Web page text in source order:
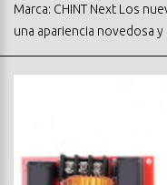
Marca: CHINT Next Los
una apariencia novedosa